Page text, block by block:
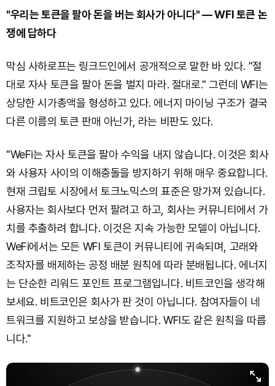
"우리는 토큰을 팔아 돈을 버는 회사가 아니다" — WFI 토큰 논
쟁에 답하다
막심 사하로프는 링크드인에서 공개적으로 말한 바 있다. "절
대로 자사 토큰을 팔아 돈을 벌지 마라. 절대로." 그런데 WFI는
상당한 시가총액을 형성하고 있다. 에너지 마이닝 구조가 결국
다른 이름의 토큰 판매 아닌가, 라는 비판도 있다.
"WeFi는 자사 토큰을 팔아 수익을 내지 않습니다. 이것은 회사
와 사용자 사이의 이해충돌을 방지하기 위해 매우 중요합니다.
현재 크립토 시장에서 토크노믹스의 표준은 망가져 있습니다.
사용자는 회사보다 먼저 팔려고 하고, 회사는 커뮤니티에서 가
치를 추출하려 합니다. 이것은 지속 가능한 모델이 아닙니다.
WeFi에서는 모든 WFI 토큰이 커뮤니티에 귀속되며, 고래와
조작자를 배제하는 공정 배분 원칙에 따라 분배됩니다. 에너지
는 단순한 리워드 포인트 프로그램입니다. 비트코인을 생각해
보세요. 비트코인은 회사가 판 것이 아닙니다. 참여자들이 네
트워크를 지원하고 보상을 받습니다. WFI도 같은 원칙을 따릅
니다."